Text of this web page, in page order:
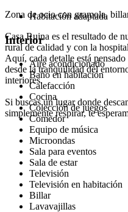
Zona de ocio con gramola,
Casa Ruina es el resultado de
rural de calidad y con la
Aquí, cada detalle está
desde la tranquilidad del
interiores.
Si buscas un lugar donde
simplemente respirar, te
Habitación adaptada
Interior
Aire acondicionado
Baño en habitación
Calefacción
Cocina
Colección de juegos
Comedor
Equipo de música
Microondas
Sala para eventos
Sala de estar
Televisión
Televisión en habitación
Billar
Lavavajillas